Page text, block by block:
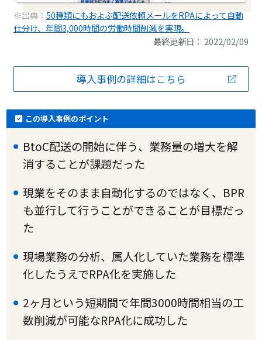
※出典： 50種類にもおよぶ配送依頼メールをRPAによって自動
仕分け、年間3,000時間の労働時間削減を実現。
最終更新日： 2022/02/09
導入事例の詳細はこちら
この導入事例のポイント
BtoC配送の開始に伴う、業務量の増大を解
消することが課題だった
現業をそのまま自動化するのではなく、BPR
も並行して行うことができることが目標だっ
た
現場業務の分析、属人化していた業務を標準
化したうえでRPA化を実施した
2ヶ月という短期間で年間3000時間相当の工
数削減が可能なRPA化に成功した